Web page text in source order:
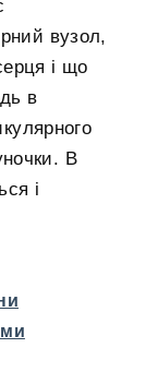
вузол,
і що
в
В
і